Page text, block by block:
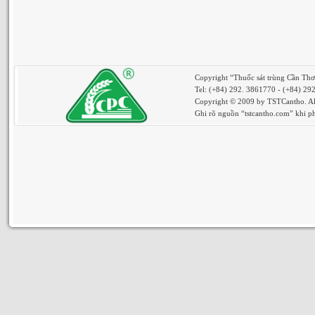
Copyright “Thuốc sát trùng Cần
Tel: (+84) 292. 3861770 - (+84)
Copyright © 2009 by TSTCantho.
Ghi rõ nguồn “tstcantho.com” khi